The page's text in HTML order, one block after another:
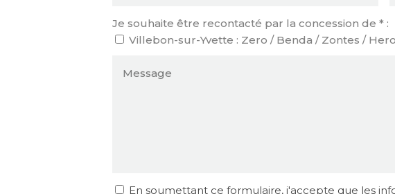
Je souhaite être recontacté par la concession de * :
Villebon-sur-Yvette : Zero / Benda / Zontes / Hero
En soumettant ce formulaire, j'accepte que les